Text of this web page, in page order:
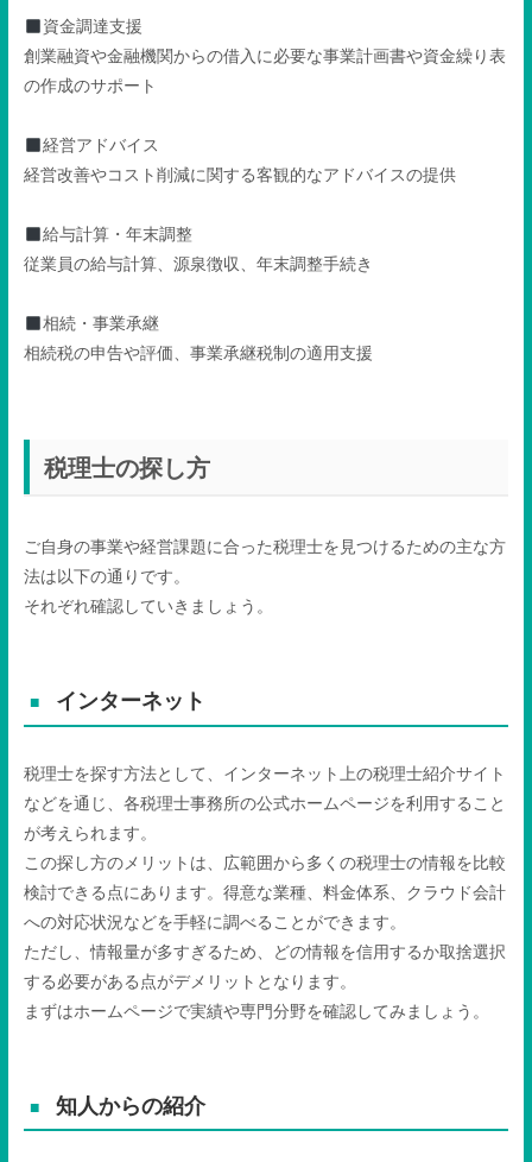
資金調達支援
創業融資や金融機関からの借入に必要な事業計画書や資金繰り表
の作成のサポート
経営アドバイス
経営改善やコスト削減に関する客観的なアドバイスの提供
給与計算・年末調整
従業員の給与計算、源泉徴収、年末調整手続き
相続・事業承継
相続税の申告や評価、事業承継税制の適用支援
税理士の探し方
ご自身の事業や経営課題に合った税理士を見つけるための主な方
法は以下の通りです。
それぞれ確認していきましょう。
インターネット
税理士を探す方法として、インターネット上の税理士紹介サイト
などを通じ、各税理士事務所の公式ホームページを利用すること
が考えられます。
この探し方のメリットは、広範囲から多くの税理士の情報を比較
検討できる点にあります。得意な業種、料金体系、クラウド会計
への対応状況などを手軽に調べることができます。
ただし、情報量が多すぎるため、どの情報を信用するか取捨選択
する必要がある点がデメリットとなります。
まずはホームページで実績や専門分野を確認してみましょう。
知人からの紹介